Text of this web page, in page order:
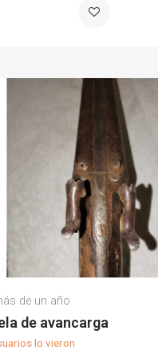
Manuel E.
de un año
de avancarga
lo vieron